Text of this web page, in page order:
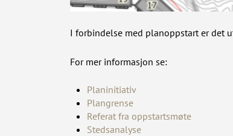
I forbindelse med planoppstart er det
For mer informasjon se:
Planinitiativ
Plangrense
Referat fra oppstartsmøte
Stedsanalyse